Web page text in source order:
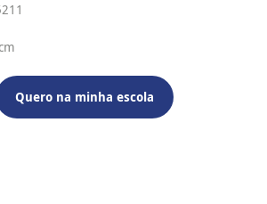
Quero na minha escola